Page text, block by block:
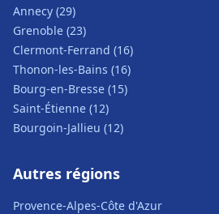
Annecy (29)
Grenoble (23)
Clermont-Ferrand (16)
Thonon-les-Bains (16)
Bourg-en-Bresse (15)
Saint-Étienne (12)
Bourgoin-Jallieu (12)
Autres régions
Provence-Alpes-Côte d'Azur